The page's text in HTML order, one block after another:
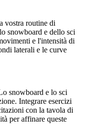
vostra routine di
snowboard e dello sci
e l'intensità di
laterali e le curve
snowboard e lo sci
Integrare esercizi
con la tavola di
per affinare queste